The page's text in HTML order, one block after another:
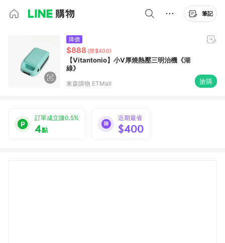
筆記
降價
$888 (降$400)
【Vitantonio】小V厚燒熱壓三明治機《湖
綠》
東森購物 ETMall 搶購
訂單成立賺0.5%
4點
近期最省
$400